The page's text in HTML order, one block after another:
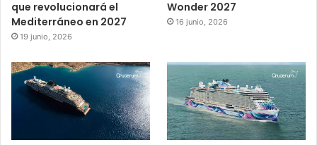
que revolucionará el
Mediterráneo en 2027
19 junio, 2026
Wonder 2027
16 junio, 2026